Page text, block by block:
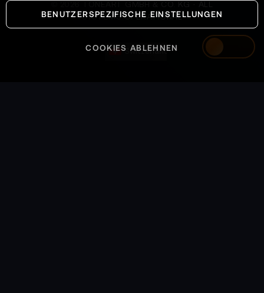
Switzerland
SYSTEMS OPERATIONAL
BENUTZERSPEZIFISCHE EINSTELLUNGEN
COOKIES ABLEHNEN